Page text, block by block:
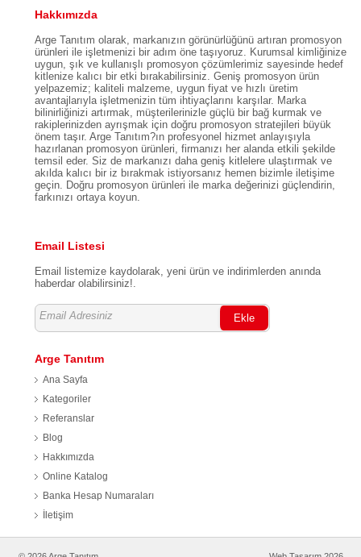
Hakkımızda
Arge Tanıtım olarak, markanızın görünürlüğünü artıran promosyon
ürünleri ile işletmenizi bir adım öne taşıyoruz. Kurumsal kimliğinize
uygun, şık ve kullanışlı promosyon çözümlerimiz sayesinde hedef
kitlenize kalıcı bir etki bırakabilirsiniz. Geniş promosyon ürün
yelpazemiz; kaliteli malzeme, uygun fiyat ve hızlı üretim
avantajlarıyla işletmenizin tüm ihtiyaçlarını karşılar. Marka
bilinirliğinizi artırmak, müşterilerinizle güçlü bir bağ kurmak ve
rakiplerinizden ayrışmak için doğru promosyon stratejileri büyük
önem taşır. Arge Tanıtım?ın profesyonel hizmet anlayışıyla
hazırlanan promosyon ürünleri, firmanızı her alanda etkili şekilde
temsil eder. Siz de markanızı daha geniş kitlelere ulaştırmak ve
akılda kalıcı bir iz bırakmak istiyorsanız hemen bizimle iletişime
geçin. Doğru promosyon ürünleri ile marka değerinizi güçlendirin,
farkınızı ortaya koyun.
Email Listesi
Email listemize kaydolarak, yeni ürün ve indirimlerden anında
haberdar olabilirsiniz!.
Ekle
Arge Tanıtım
Ana Sayfa
Kategoriler
Referanslar
Blog
Hakkımızda
Online Katalog
Banka Hesap Numaraları
İletişim